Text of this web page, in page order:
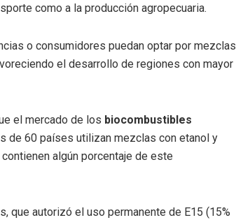
como a la producción agropecuaria.
o consumidores puedan optar por mezclas
el desarrollo de regiones con mayor
el mercado de los biocombustibles
de 60 países utilizan mezclas con etanol y
algún porcentaje de este
que autorizó el uso permanente de E15 (15%